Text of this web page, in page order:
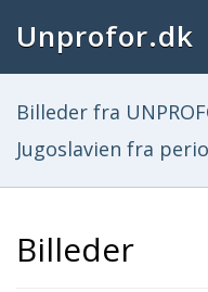
Unprofor.dk
Billeder fra
Jugoslavien fra
Billeder